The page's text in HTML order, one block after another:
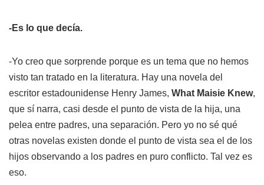
-Es lo que decía.
-Yo creo que sorprende porque es un tema que no hemos
visto tan tratado en la literatura. Hay una novela del
escritor estadounidense Henry James, What Maisie Knew,
que sí narra, casi desde el punto de vista de la hija, una
pelea entre padres, una separación. Pero yo no sé qué
otras novelas existen donde el punto de vista sea el de los
hijos observando a los padres en puro conflicto. Tal vez es
eso.